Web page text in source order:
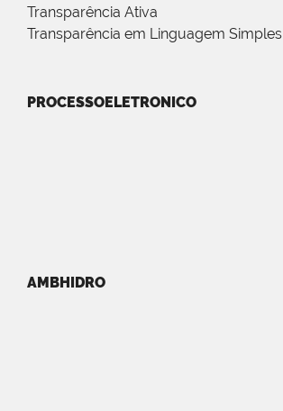
Transparência Ativa
Transparência em Linguagem Simples
PROCESSOELETRONICO
AMBHIDRO